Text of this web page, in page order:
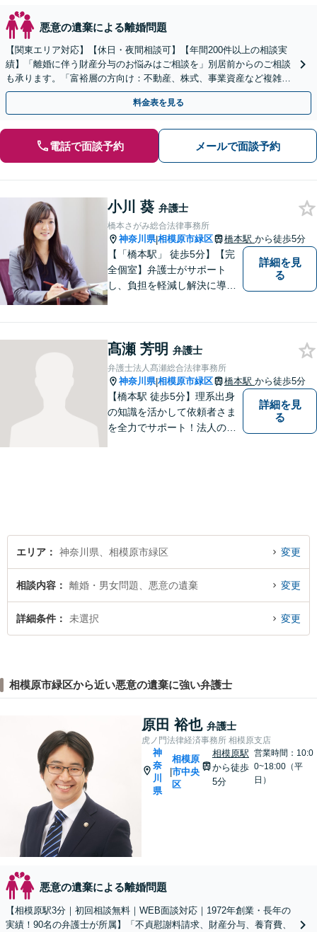
悪意の遺棄による離婚問題
【関東エリア対応】【休日・夜間相談可】【年間200件以上の相談実
績】「離婚に伴う財産分与のお悩みはご相談を」別居前からのご相談
も承ります。「富裕層の方向け：不動産、株式、事業資産など複雑な
財産構成に対応したより詳細なアドバイスを提供」
料金表を見る
電話で面談予約 メールで面談予約
小川 葵 弁護士
橋本さがみ総合法律事務所
神奈川県|相模原市緑区 橋本駅 から徒歩5分
【「橋本駅」 徒歩5分】【完
全個室】弁護士がサポート
し、負担を軽減し解決に導き
はご相談いただき、今後の進
め方を一緒に考えましょう。
【法テラス利用可】
詳細を見
る
髙瀬 芳明 弁護士
弁護士法人髙瀬総合法律事務所
神奈川県|相模原市緑区 橋本駅 から徒歩5分
【橋本駅 徒歩5分】理系出身
の知識を活かして依頼者さま
を全力でサポート！法人のお
詳細を見
る
エリア 神奈川県、相模原市緑区 変更
相談内容 離婚・男女問題、悪意の遺棄 変更
詳細条件 未選択 変更
相模原市緑区から近い悪意の遺棄に強い弁護士
原田 裕也 弁護士
虎ノ門法律経済事務所 相模原支店
神
奈
川
県
相模原
市中央
区
相模原駅
から徒歩
5分
営業時間：10:0
0~18:00（平
日）
悪意の遺棄による離婚問題
【相模原駅3分｜初回相談無料｜WEB面談対応｜1972年創業・長年の
実績！90名の弁護士が所属】「不貞慰謝料請求、財産分与、養育費、